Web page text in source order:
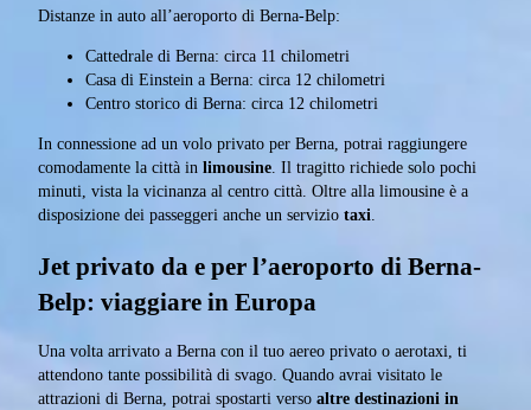
Distanze in auto all’aeroporto di Berna-Belp:
Cattedrale di Berna: circa 11 chilometri
Casa di Einstein a Berna: circa 12 chilometri
Centro storico di Berna: circa 12 chilometri
In connessione ad un volo privato per Berna, potrai raggiungere
comodamente la città in limousine. Il tragitto richiede solo pochi
minuti, vista la vicinanza al centro città. Oltre alla limousine è a
disposizione dei passeggeri anche un servizio taxi.
Jet privato da e per l’aeroporto di Berna-
Belp: viaggiare in Europa
Una volta arrivato a Berna con il tuo aereo privato o aerotaxi, ti
attendono tante possibilità di svago. Quando avrai visitato le
attrazioni di Berna, potrai spostarti verso altre destinazioni in